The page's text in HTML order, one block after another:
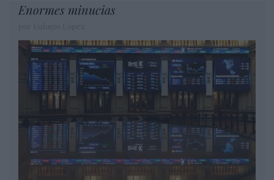
Enormes minucias